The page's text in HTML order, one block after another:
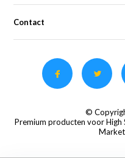
Contact
©
Premium producten voor High
Market